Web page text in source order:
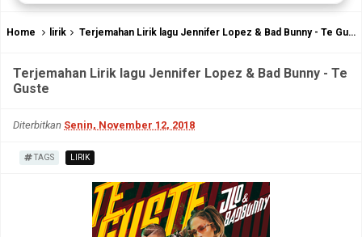
Home lirik Terjemahan Lirik lagu Jennifer Lopez & Bad Bunny - Te Guste
Terjemahan Lirik lagu Jennifer Lopez & Bad Bunny - Te
Guste
Diterbitkan Senin, November 12, 2018
TAGS LIRIK